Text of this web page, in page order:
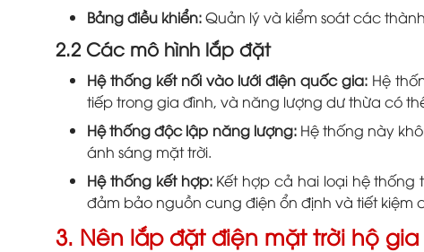
Bảng điều khiển:Quản lý và kiểm soát các
2.2 Các mô hình lắp đặt
Hệ thống kết nối vào lưới điện quốc gia: Hệ
tiếp trong gia đình, và năng lượng dư thừa có
Hệ thống độc lập năng lượng: Hệ thống này
ánh sáng mặt trời.
Hệ thống kết hợp:Kết hợp cả hai loại hệ thống
đảm bảo nguồn cung điện ổn định và tiết kiệm
3. Nên lắp đặt điện mặt trời hộ